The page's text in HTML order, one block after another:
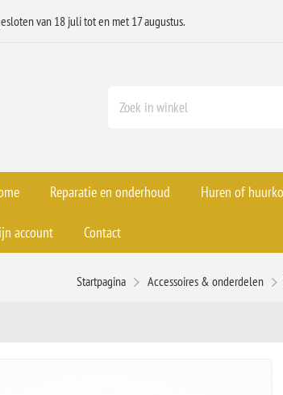
van 18 juli tot en met 17 augustus.
Reparatie en onderhoud Huren of
account Contact
Startpagina Accessoires & onderdelen